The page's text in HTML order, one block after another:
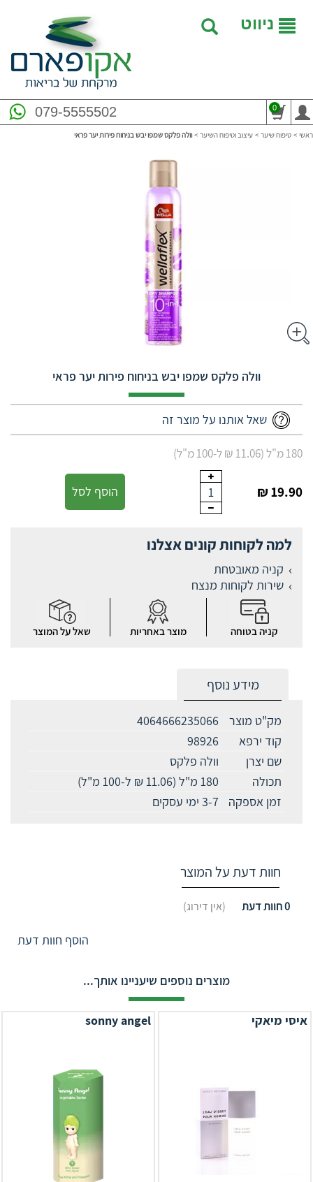
ניווט
079-5555502 0
ראשי > טיפוח שיער > עיצוב וטיפוח השיער > וולה פלקס שמפו יבש בניחוח פירות יער פראי
וולה פלקס שמפו יבש בניחוח פירות יער פראי
שאל אותנו על מוצר זה
180 מ"ל (11.06 ₪ ל-100 מ"ל)
19.90 ₪
1 הוסף לסל
למה לקוחות קונים אצלנו
קניה מאובטחת
שירות לקוחות מנצח
קניה בטוחה מוצר באחריות שאל על המוצר
מידע נוסף
מק"ט מוצר
4064666235066
קוד ירפא
98926
שם יצרן
וולה פלקס
תכולה
180 מ"ל (11.06 ₪ ל-100 מ"ל)
זמן אספקה
3-7 ימי עסקים
חוות דעת על המוצר
0חוות דעת (אין דירוג)
הוסף חוות דעת
מוצרים נוספים שיעניינו אותך...
איסי מיאקי sonny angel